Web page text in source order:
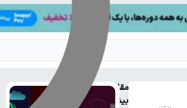
مقالات
بیشتر